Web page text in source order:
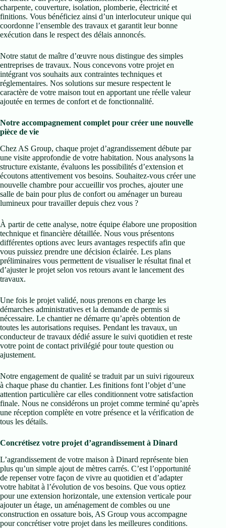
charpente, couverture, isolation, plomberie, électricité et
finitions. Vous bénéficiez ainsi d’un interlocuteur unique qui
coordonne l’ensemble des travaux et garantit leur bonne
exécution dans le respect des délais annoncés.
Notre statut de maître d’œuvre nous distingue des simples
entreprises de travaux. Nous concevons votre projet en
intégrant vos souhaits aux contraintes techniques et
réglementaires. Nos solutions sur mesure respectent le
caractère de votre maison tout en apportant une réelle valeur
ajoutée en termes de confort et de fonctionnalité.
Notre accompagnement complet pour créer une nouvelle
pièce de vie
Chez AS Group, chaque projet d’agrandissement débute par
une visite approfondie de votre habitation. Nous analysons la
structure existante, évaluons les possibilités d’extension et
écoutons attentivement vos besoins. Souhaitez-vous créer une
nouvelle chambre pour accueillir vos proches, ajouter une
salle de bain pour plus de confort ou aménager un bureau
lumineux pour travailler depuis chez vous ?
À partir de cette analyse, notre équipe élabore une proposition
technique et financière détaillée. Nous vous présentons
différentes options avec leurs avantages respectifs afin que
vous puissiez prendre une décision éclairée. Les plans
préliminaires vous permettent de visualiser le résultat final et
d’ajuster le projet selon vos retours avant le lancement des
travaux.
Une fois le projet validé, nous prenons en charge les
démarches administratives et la demande de permis si
nécessaire. Le chantier ne démarre qu’après obtention de
toutes les autorisations requises. Pendant les travaux, un
conducteur de travaux dédié assure le suivi quotidien et reste
votre point de contact privilégié pour toute question ou
ajustement.
Notre engagement de qualité se traduit par un suivi rigoureux
à chaque phase du chantier. Les finitions font l’objet d’une
attention particulière car elles conditionnent votre satisfaction
finale. Nous ne considérons un projet comme terminé qu’après
une réception complète en votre présence et la vérification de
tous les détails.
Concrétisez votre projet d’agrandissement à Dinard
L’agrandissement de votre maison à Dinard représente bien
plus qu’un simple ajout de mètres carrés. C’est l’opportunité
de repenser votre façon de vivre au quotidien et d’adapter
votre habitat à l’évolution de vos besoins. Que vous optiez
pour une extension horizontale, une extension verticale pour
ajouter un étage, un aménagement de combles ou une
construction en ossature bois, AS Group vous accompagne
pour concrétiser votre projet dans les meilleures conditions.